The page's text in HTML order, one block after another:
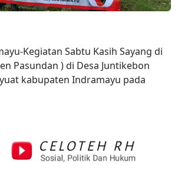
Kegiatan Sabtu Kasih Sayang di
Pasundan ) di Desa Juntikebon
kabupaten Indramayu pada